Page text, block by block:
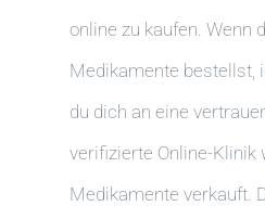
online zu kaufen. Wenn
Medikamente bestellst,
du dich an eine
verifizierte Online-Klinik
Medikamente verkauft.